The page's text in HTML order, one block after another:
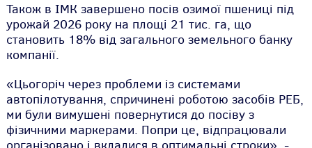
Також в ІМК завершено посів озимої пшениці під
урожай 2026 року на площі 21 тис. га, що
становить 18% від загального земельного банку
компанії.
«Цьогоріч через проблеми із системами
автопілотування, спричинені роботою засобів РЕБ,
ми були вимушені повернутися до посіву з
фізичними маркерами. Попри це, відпрацювали